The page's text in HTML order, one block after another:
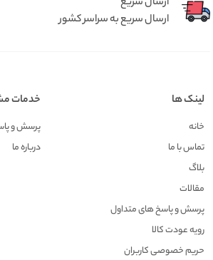
ارسال سریع به سراسر کشور
لینک ها
خانه
تماس با ما
بلاگ
مقالات
پرسش و پاسخ های متداول
رویه عودت کالا
حریم خصوصی کاربران
خدمات
پرسش و
درباره ما